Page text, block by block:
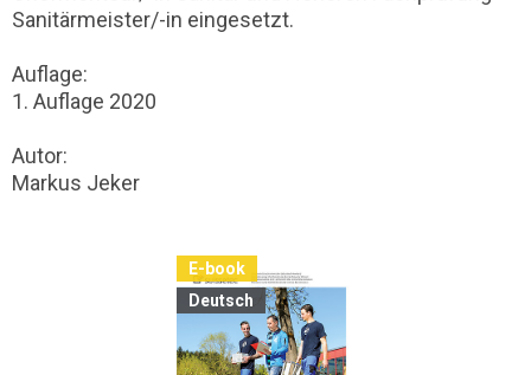
Sanitärmeister/-in eingesetzt.
Auflage:
1. Auflage 2020
Autor:
Markus Jeker
E-book
Deutsch